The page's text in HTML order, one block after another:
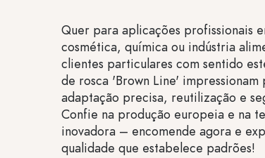
Quer para aplicações profissionais
cosmética, química ou indústria
clientes particulares com sentido
de rosca 'Brown Line' impressionam
adaptação precisa, reutilização e
Confie na produção europeia e na
inovadora – encomende agora e
qualidade que estabelece padrões!